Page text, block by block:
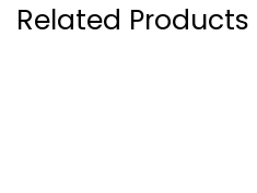
Related Products